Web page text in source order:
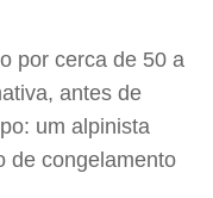
por cerca de 50 a
antes de
um alpinista
de congelamento